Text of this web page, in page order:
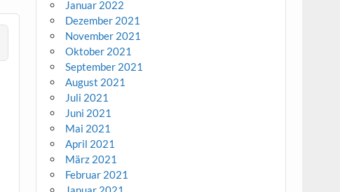
Januar 2022
Dezember 2021
November 2021
Oktober 2021
September 2021
August 2021
Juli 2021
Juni 2021
Mai 2021
April 2021
März 2021
Februar 2021